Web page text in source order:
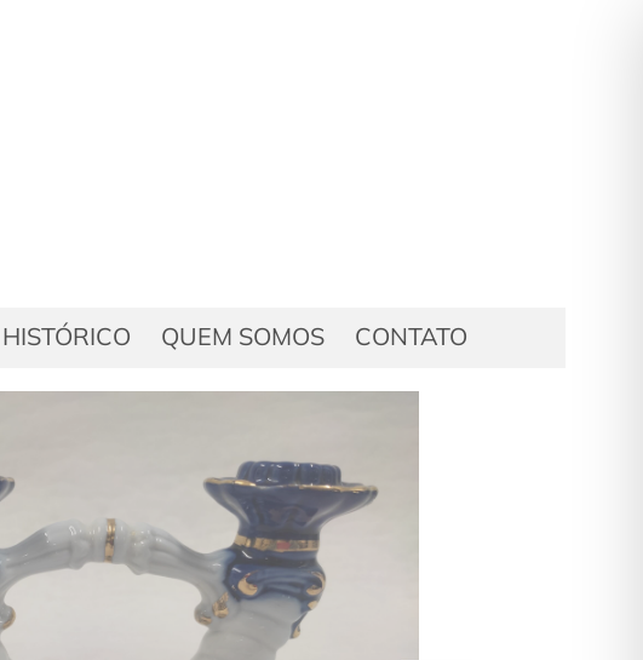
HISTÓRICO QUEM SOMOS
CONTATO